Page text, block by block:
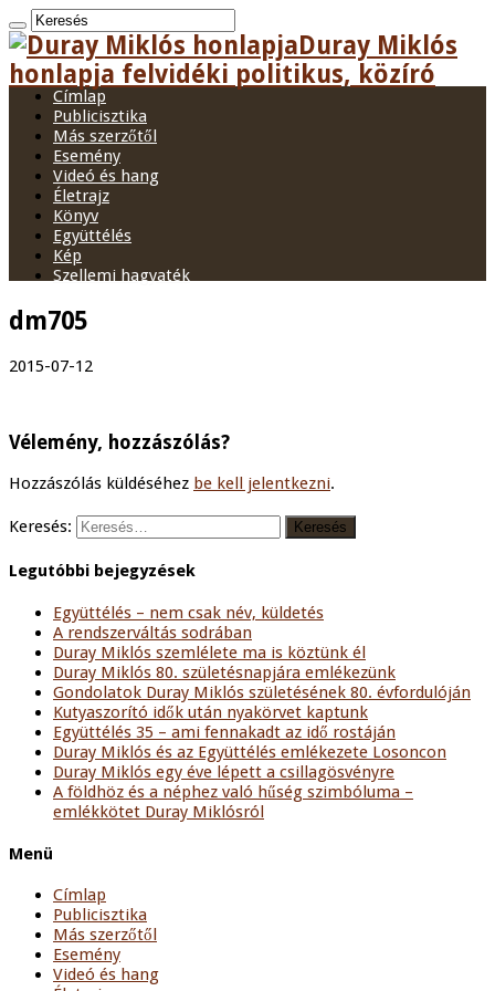
Duray Miklós
honlapja felvidéki politikus, közíró
Címlap
Publicisztika
Más szerzőtől
Esemény
Videó és hang
Életrajz
Könyv
Együttélés
Kép
Szellemi hagyaték
dm705
2015-07-12
Vélemény, hozzászólás?
Hozzászólás küldéséhez be kell jelentkezni.
Keresés:
Legutóbbi bejegyzések
Együttélés – nem csak név, küldetés
A rendszerváltás sodrában
Duray Miklós szemlélete ma is köztünk él
Duray Miklós 80. születésnapjára emlékezünk
Gondolatok Duray Miklós születésének 80. évfordulóján
Kutyaszorító idők után nyakörvet kaptunk
Együttélés 35 – ami fennakadt az idő rostáján
Duray Miklós és az Együttélés emlékezete Losoncon
Duray Miklós egy éve lépett a csillagösvényre
A földhöz és a néphez való hűség szimbóluma –
emlékkötet Duray Miklósról
Menü
Címlap
Publicisztika
Más szerzőtől
Esemény
Videó és hang